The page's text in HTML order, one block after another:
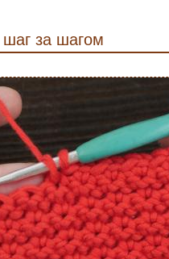
за шагом